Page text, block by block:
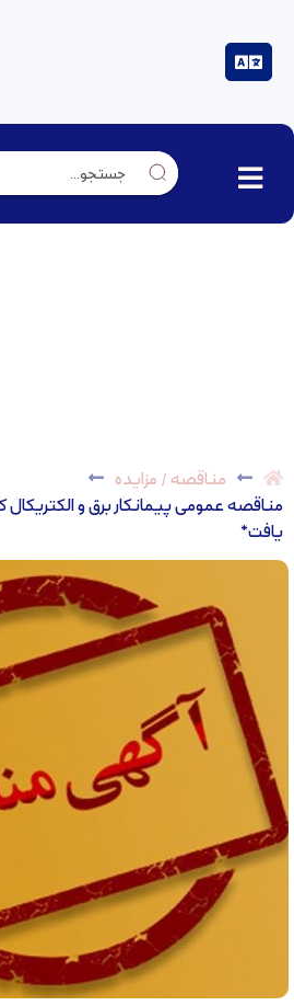
مناقصه / مزایده
مناقصه عمومی پیمانکار برق و الکتریکال
یافت*